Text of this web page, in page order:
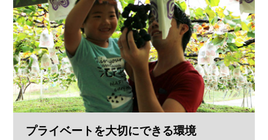
プライベートを大切にできる環境